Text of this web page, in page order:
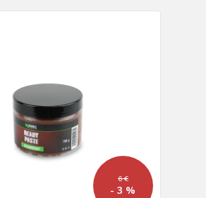
6 €
- 3 %